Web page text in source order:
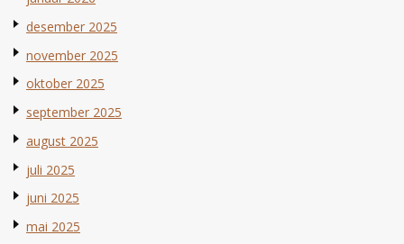
desember 2025
november 2025
oktober 2025
september 2025
august 2025
juli 2025
juni 2025
mai 2025